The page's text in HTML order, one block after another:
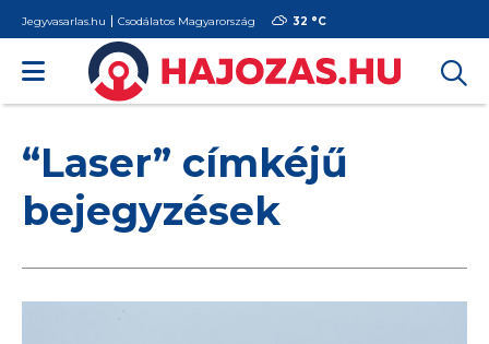
Jegyvasarlas.hu Csodálatos Magyarország 32 °C
“Laser” címkéjű
bejegyzések